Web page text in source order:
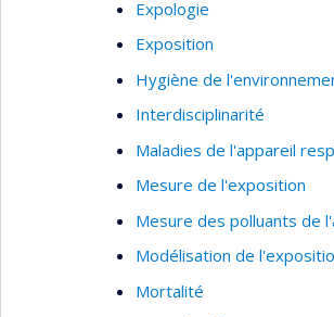
Expologie
Exposition
Hygiène de
Interdisciplinarité
Maladies de l'appareil
Mesure de l'exposition
Mesure des polluants de
Modélisation de
Mortalité